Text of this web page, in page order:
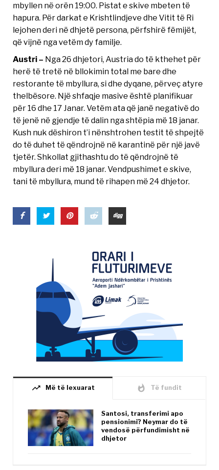
mbyllen në orën 19:00. Pistat e skive mbeten të
hapura. Për darkat e Krishtlindjeve dhe Vitit të Ri
lejohen deri në dhjetë persona, përfshirë fëmijët,
që vijnë nga vetëm dy familje.
Austri – Nga 26 dhjetori, Austria do të kthehet për
herë të tretë në bllokimin total me bare dhe
restorante të mbyllura, si dhe dyqane, përveç atyre
thelbësore. Një shfaqje masive është planifikuar
për 16 dhe 17 Janar. Vetëm ata që janë negativë do
të jenë në gjendje të dalin nga shtëpia më 18 janar.
Kush nuk dëshiron t’i nënshtrohen testit të shpejtë
do të duhet të qëndrojnë në karantinë për një javë
tjetër. Shkollat ​​gjithashtu do të qëndrojnë të
mbyllura deri më 18 janar. Vendpushimet e skive,
tani të mbyllura, mund të rihapen më 24 dhjetor.
trending_up Më të lexuarat whatshot Të fundit
Santosi, transferimi apo
pensionimi? Neymar do të
vendosë përfundimisht në
dhjetor